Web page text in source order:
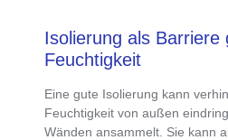
Isolierung als Barriere
Feuchtigkeit
Einegute Isolierung kann
Feuchtigkeit von außen
Wänden ansammelt. Sie kann